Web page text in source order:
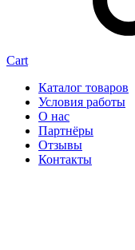
Cart
Каталог товаров
Условия работы
О нас
Партнёры
Отзывы
Контакты